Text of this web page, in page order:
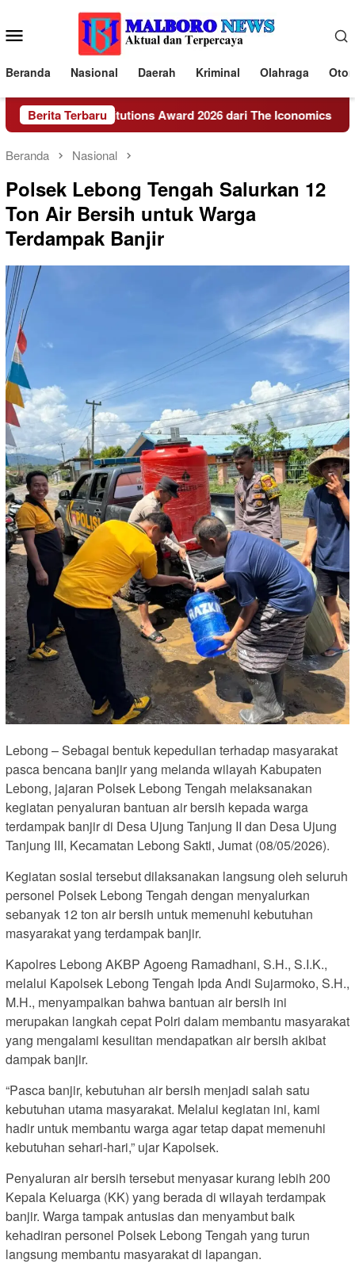
konten
Menu
Mobile
Beranda Nasional Daerah Kriminal Olahraga
Berita Terbaru
Institutions Award 2026 dari The Iconomics
Beranda Nasional
Polsek Lebong Tengah Salurkan 12
Ton Air Bersih untuk Warga
Terdampak Banjir
Lebong – Sebagai bentuk kepedulian terhadap masyarakat
pasca bencana banjir yang melanda wilayah Kabupaten
Lebong, jajaran Polsek Lebong Tengah melaksanakan
kegiatan penyaluran bantuan air bersih kepada warga
terdampak banjir di Desa Ujung Tanjung II dan Desa Ujung
Tanjung III, Kecamatan Lebong Sakti, Jumat (08/05/2026).
Kegiatan sosial tersebut dilaksanakan langsung oleh seluruh
personel Polsek Lebong Tengah dengan menyalurkan
sebanyak 12 ton air bersih untuk memenuhi kebutuhan
masyarakat yang terdampak banjir.
Kapolres Lebong AKBP Agoeng Ramadhani, S.H., S.I.K.,
melalui Kapolsek Lebong Tengah Ipda Andi Sujarmoko, S.H.,
M.H., menyampaikan bahwa bantuan air bersih ini
merupakan langkah cepat Polri dalam membantu masyarakat
yang mengalami kesulitan mendapatkan air bersih akibat
dampak banjir.
“Pasca banjir, kebutuhan air bersih menjadi salah satu
kebutuhan utama masyarakat. Melalui kegiatan ini, kami
hadir untuk membantu warga agar tetap dapat memenuhi
kebutuhan sehari-hari,” ujar Kapolsek.
Penyaluran air bersih tersebut menyasar kurang lebih 200
Kepala Keluarga (KK) yang berada di wilayah terdampak
banjir. Warga tampak antusias dan menyambut baik
kehadiran personel Polsek Lebong Tengah yang turun
langsung membantu masyarakat di lapangan.